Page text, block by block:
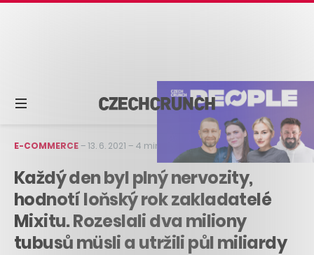
E-COMMERCE–13. 6. 2021 – 4 min čtení
Každý den byl plný nervozity,
hodnotí loňský rok zakladatelé
Mixitu. Rozeslali dva miliony
tubusů müsli a utržili půl miliardy